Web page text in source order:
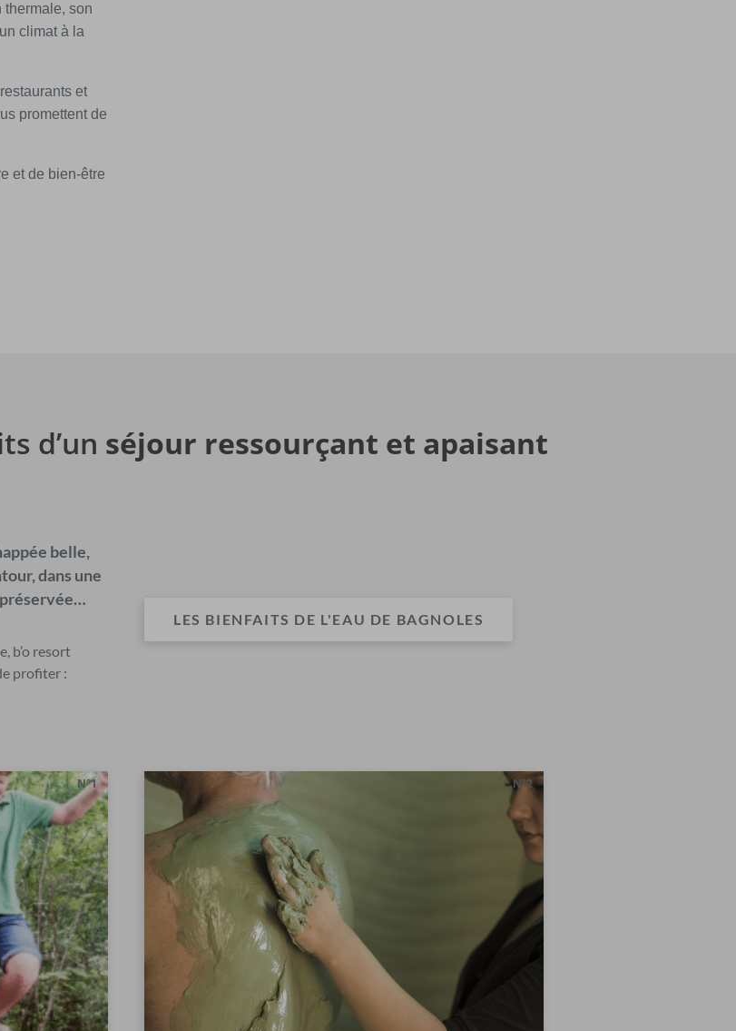
thermale, son
climat à la
et
promettent de
et de bien-être
d’un séjour ressourçant et apaisant
belle,
dans une
b’o resort
profiter :
LES BIENFAITS DE L'EAU DE BAGNOLES
N°1 N°2